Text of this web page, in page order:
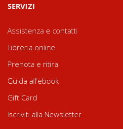
SERVIZI
Assistenza e contatti
Libreria online
Prenota e ritira
Guida all'ebook
Gift Card
Iscriviti alla Newsletter